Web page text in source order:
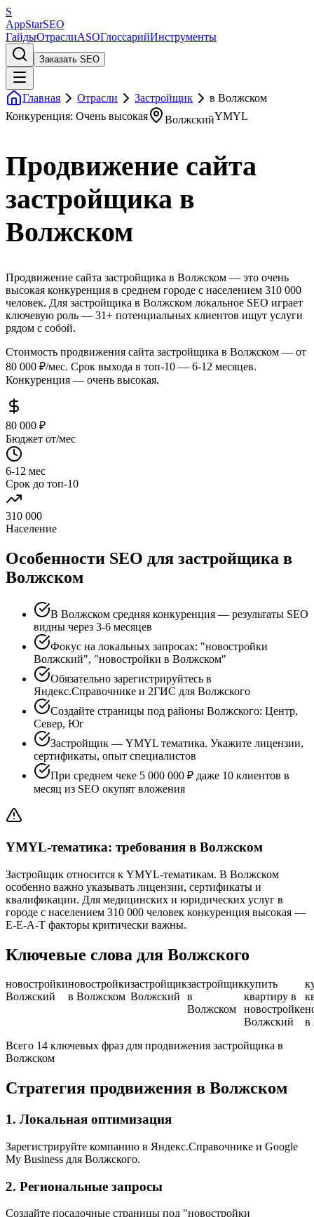
S
AppStarSEO
ГайдыОтраслиASOГлоссарийИнструменты
Заказать SEO
Главная Отрасли Застройщик
в Волжском
Конкуренция: Очень высокая
ВолжскийYMYL
Продвижение сайта
застройщика в
Волжском
Продвижение сайта застройщика в Волжском — это очень
высокая конкуренция в среднем городе с населением 310 000
человек. Для застройщика в Волжском локальное SEO играет
ключевую роль — 31+ потенциальных клиентов ищут услуги
рядом с собой.
Стоимость продвижения сайта застройщика в Волжском — от
80 000 ₽/мес. Срок выхода в топ-10 — 6-12 месяцев.
Конкуренция — очень высокая.
80 000 ₽
Бюджет от/мес
6-12 мес
Срок до топ-10
310 000
Население
Особенности SEO для застройщика в
Волжском
В Волжском средняя конкуренция — результаты SEO
видны через 3-6 месяцев
Фокус на локальных запросах: "новостройки
Волжский", "новостройки в Волжском"
Обязательно зарегистрируйтесь в
Яндекс.Справочнике и 2ГИС для Волжского
Создайте страницы под районы Волжского: Центр,
Север, Юг
Застройщик — YMYL тематика. Укажите лицензии,
сертификаты, опыт специалистов
При среднем чеке 5 000 000 ₽ даже 10 клиентов в
месяц из SEO окупят вложения
YMYL-тематика: требования в Волжском
Застройщик относится к YMYL-тематикам. В Волжском
особенно важно указывать лицензии, сертификаты и
квалификации. Для медицинских и юридических услуг в
городе с населением 310 000 человек конкуренция высокая —
E-E-A-T факторы критически важны.
Ключевые слова для Волжского
новостройки
Волжский
новостройки
в Волжском
застройщик
Волжский
застройщик
в
Волжском
купить
квартиру в
новостройке
Волжский
в
Всего 14 ключевых фраз для продвижения застройщика в
Волжском
Стратегия продвижения в Волжском
1. Локальная оптимизация
Зарегистрируйте компанию в Яндекс.Справочнике и Google
My Business для Волжского.
2. Региональные запросы
Создайте посадочные страницы под "новостройки